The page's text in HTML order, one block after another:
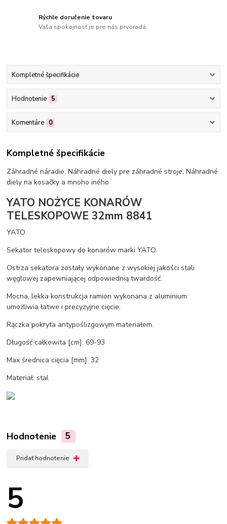
Rýchle doručenie tovaru
Vaša spokojnosť je pre nás prvoradá
Kompletné špecifikácie
Hodnotenie 5
Komentáre 0
Kompletné špecifikácie
Záhradné náradie. Náhradné diely pre záhradné stroje. Náhradné
diely na kosačky a mnoho iného
YATO NOŻYCE KONARÓW
TELESKOPOWE 32mm 8841
YATO
Sekator teleskopowy do konarów marki YATO.
Ostrza sekatora zostały wykonane z wysokiej jakości stali
węglowej zapewniającej odpowiednią twardość.
Mocna, lekka konstrukcja ramion wykonana z aluminium
umożliwia łatwe i precyzyjne cięcie.
Rączka pokryta antypoślizgowym materiałem.
Długość całkowita [cm]: 69-93
Max średnica cięcia [mm]: 32
Materiał: stal
Hodnotenie 5
Pridať hodnotenie
5